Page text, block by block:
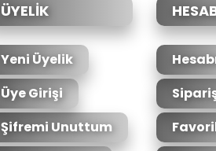
ÜYELİK
Yeni Üyelik
Üye Girişi
Şifremi Unuttum